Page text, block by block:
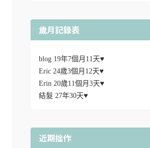
歲月記錄表
blog 19年7個月11天♥
Eric 24歲3個月12天♥
Erin 20歲11個月3天♥
結髮 27年30天♥
近期拙作